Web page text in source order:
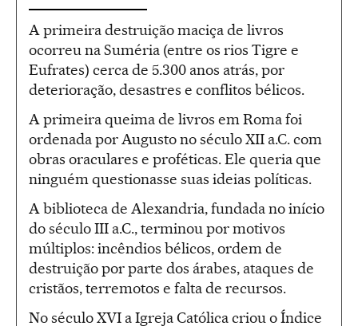
A primeira destruição maciça de livros
ocorreu na Suméria (entre os rios Tigre e
Eufrates) cerca de 5.300 anos atrás, por
deterioração, desastres e conflitos bélicos.
A primeira queima de livros em Roma foi
ordenada por Augusto no século XII a.C. com
obras oraculares e proféticas. Ele queria que
ninguém questionasse suas ideias políticas.
A biblioteca de Alexandria, fundada no início
do século III a.C., terminou por motivos
múltiplos: incêndios bélicos, ordem de
destruição por parte dos árabes, ataques de
cristãos, terremotos e falta de recursos.
No século XVI a Igreja Católica criou o Índice